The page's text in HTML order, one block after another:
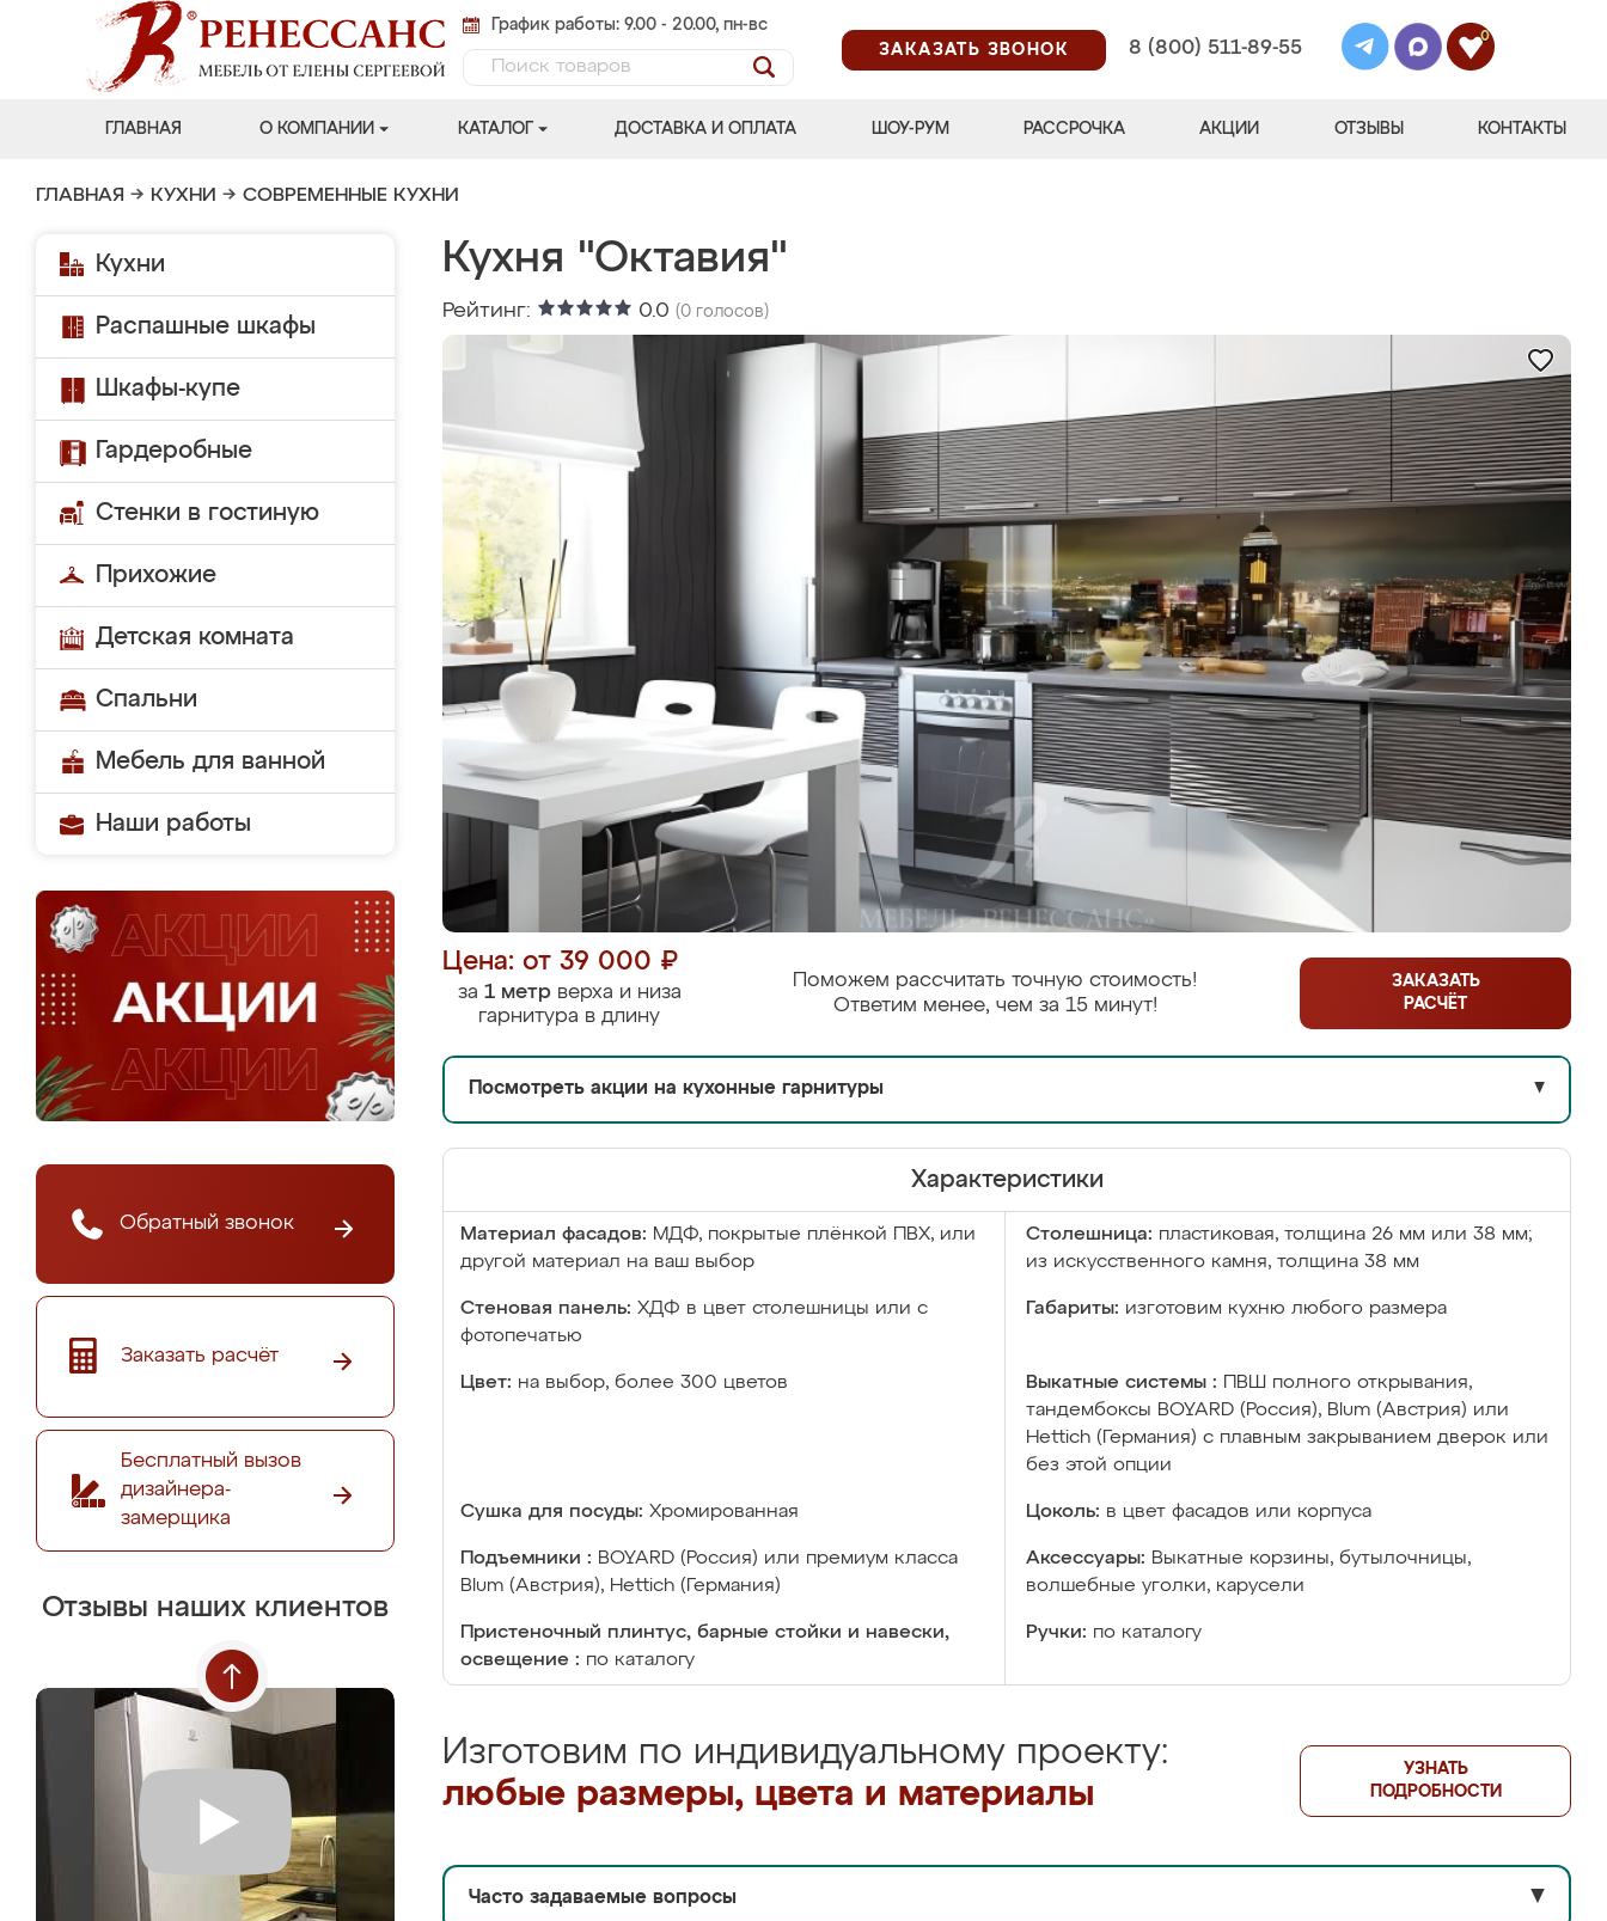
График работы: 9.00 - 20.00, пн-вс
ЗАКАЗАТЬ ЗВОНОК
8 (800) 511-89-55
0
ГЛАВНАЯ О КОМПАНИИ КАТАЛОГ ДОСТАВКА И ОПЛАТА ШОУ-РУМ РАССРОЧКА АКЦИИ ОТЗЫВЫ КОНТАКТЫ
ГЛАВНАЯ → КУХНИ → СОВРЕМЕННЫЕ КУХНИ
Кухни
Распашные шкафы
Шкафы-купе
Гардеробные
Стенки в гостиную
Прихожие
Детская комната
Спальни
Мебель для ванной
Наши работы
Обратный звонок
Заказать расчёт
Бесплатный вызов
дизайнера-
замерщика
Отзывы наших клиентов
Кухня "Октавия"
Рейтинг: 0.0 (0 голосов)
Цена: от 39 000 ₽
за 1 метрверха и низа
гарнитура в длину
Поможем рассчитать точную стоимость!
Ответим менее, чем за 15 минут!
ЗАКАЗАТЬ
РАСЧЁТ
Посмотреть акции на кухонные гарнитуры ▼
Характеристики
Материал фасадов: МДФ, покрытые плёнкой ПВХ, или
другой материал на ваш выбор
Столешница: пластиковая, толщина 26 мм или 38 мм;
из искусственного камня, толщина 38 мм
Стеновая панель: ХДФ в цвет столешницы или с
фотопечатью
Габариты: изготовим кухню любого размера
Цвет: на выбор, более 300 цветов Выкатные системы :
ПВШ полного открывания,
тандембоксы BOYARD (Россия), Blum (Австрия) или
Hettich (Германия) с плавным закрыванием дверок или
без этой опции
Сушка для посуды: Хромированная Цоколь: в цвет фасадов или корпуса
Подъемники : BOYARD (Россия) или премиум класса
Blum (Австрия), Hettich (Германия)
Аксессуары: Выкатные корзины, бутылочницы,
волшебные уголки, карусели
Пристеночный плинтус, барные стойки и навески,
освещение : по каталогу
Ручки: по каталогу
Изготовим по индивидуальному проекту:
любые размеры, цвета и материалы
УЗНАТЬ
ПОДРОБНОСТИ
Часто задаваемые вопросы ▼